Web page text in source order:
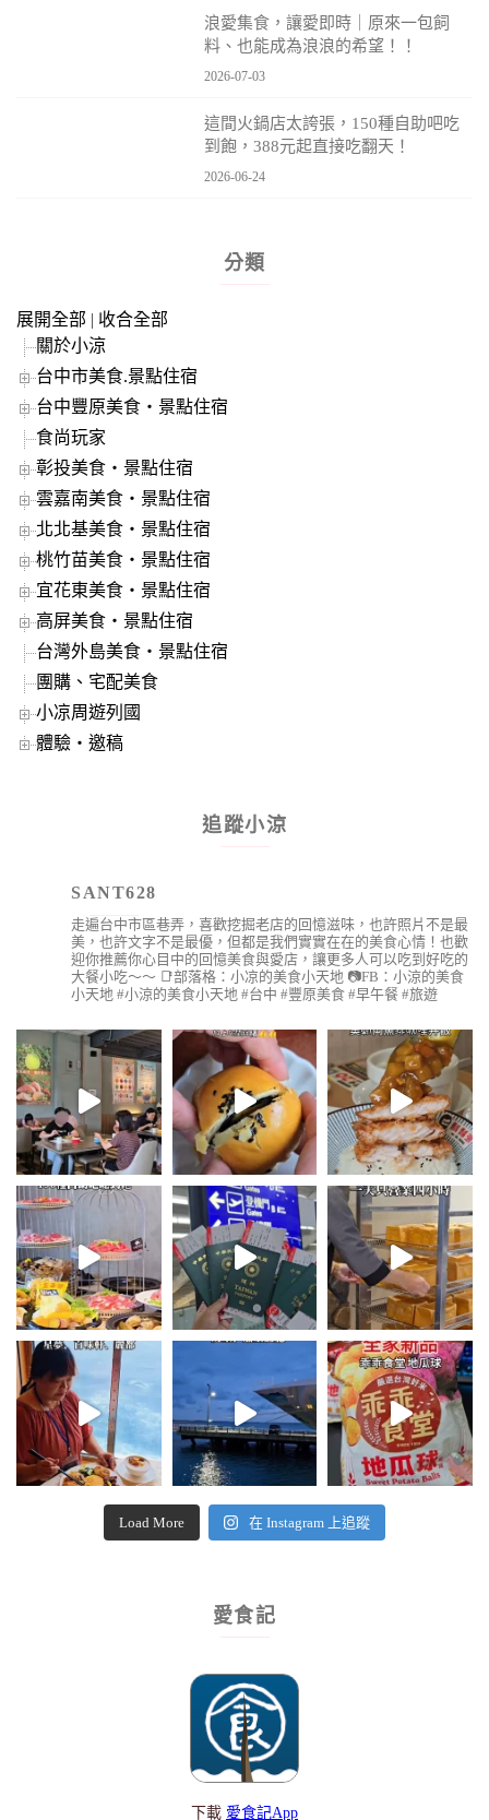
浪愛集食，讓愛即時｜原來一包飼
料、也能成為浪浪的希望！！
2026-07-03
這間火鍋店太誇張，150種自助吧吃
到飽，388元起直接吃翻天！
2026-06-24
分類
展開全部 | 收合全部
關於小涼
台中市美食.景點住宿
台中豐原美食‧景點住宿
食尚玩家
彰投美食‧景點住宿
雲嘉南美食‧景點住宿
北北基美食‧景點住宿
桃竹苗美食‧景點住宿
宜花東美食‧景點住宿
高屏美食‧景點住宿
台灣外島美食‧景點住宿
團購、宅配美食
小凉周遊列國
體驗‧邀稿
追蹤小涼
SANT628
走遍台中市區巷弄，喜歡挖掘老店的回憶滋味，也許照片不是最
美，也許文字不是最優，但都是我們實實在在的美食心情！也歡
迎你推薦你心目中的回憶美食與愛店，讓更多人可以吃到好吃的
大餐小吃～～ 📑部落格：小凉的美食小天地 📷FB：小涼的美食
小天地 #小涼的美食小天地 #台中 #豐原美食 #早午餐 #旅遊
Load More 在 Instagram 上追蹤
愛食記
下載 愛食記App